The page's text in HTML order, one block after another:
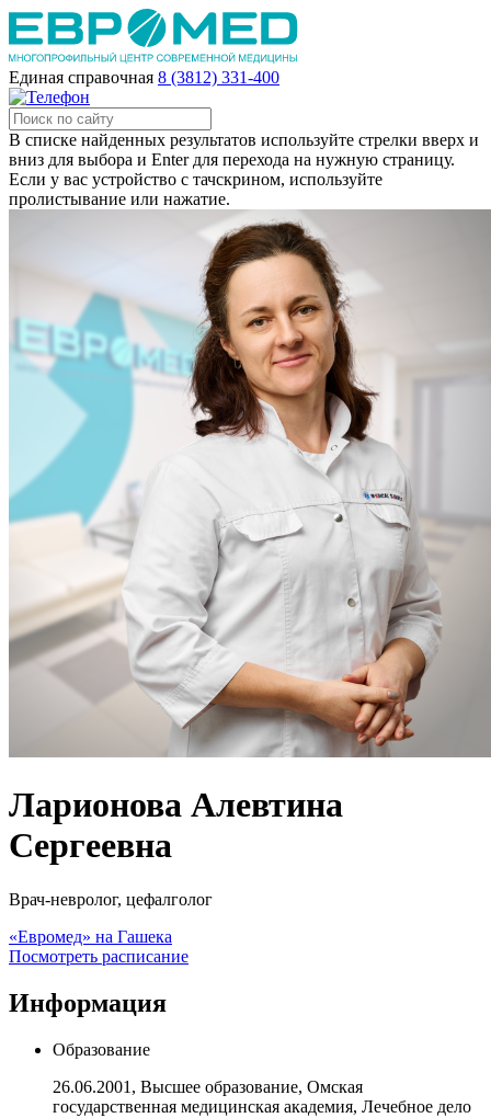
Единая справочная 8 (3812) 331-400
В списке найденных результатов используйте стрелки вверх и
вниз для выбора и Enter для перехода на нужную страницу.
Если у вас устройство с тачскрином, используйте
пролистывание или нажатие.
Ларионова Алевтина
Сергеевна
Врач-невролог, цефалголог
«Евромед» на Гашека
Посмотреть расписание
Информация
Образование
26.06.2001, Высшее образование, Омская
государственная медицинская академия, Лечебное дело